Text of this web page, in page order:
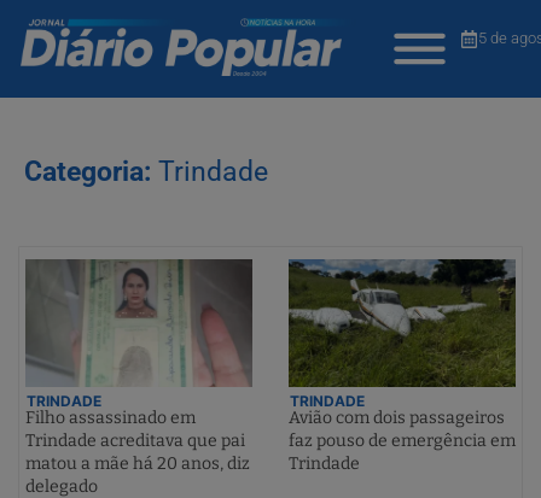
5 de
Categoria: Trindade
TRINDADE
Filho assassinado em
Trindade acreditava que pai
matou a mãe há 20 anos, diz
delegado
TRINDADE
Avião com dois passageiros
faz pouso de emergência em
Trindade